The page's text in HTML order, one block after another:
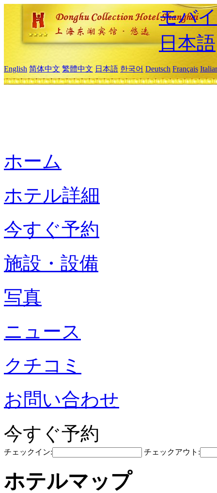
モバ
日本語
English 简体中文 繁體中文 日本語 한국어 Deutsch Français
ホーム
ホテル詳細
今すぐ予約
施設・設備
写真
ニュース
クチコミ
お問い合わせ
今すぐ予約
チェックイン: チェックアウト:
ホテルマップ